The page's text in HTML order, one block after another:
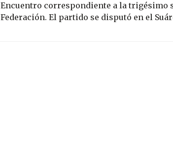
Encuentro correspondiente a la trigésimo
Federación. El partido se disputó en el